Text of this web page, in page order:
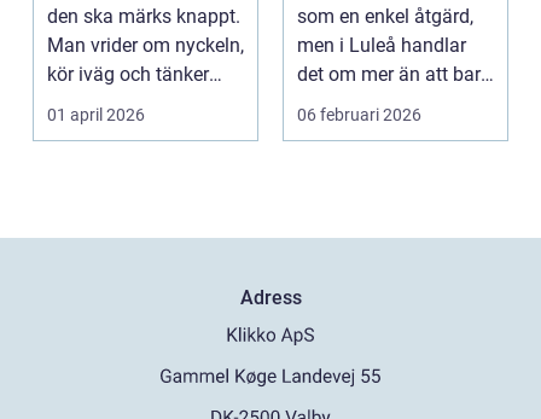
den ska märks knappt.
Man vrider om nyckeln,
kör iväg och tänker
inte mer på det....
01 april 2026
som en enkel åtgärd,
men i Luleå handlar
det om mer än att bara
byta gummi mo...
06 februari 2026
Adress